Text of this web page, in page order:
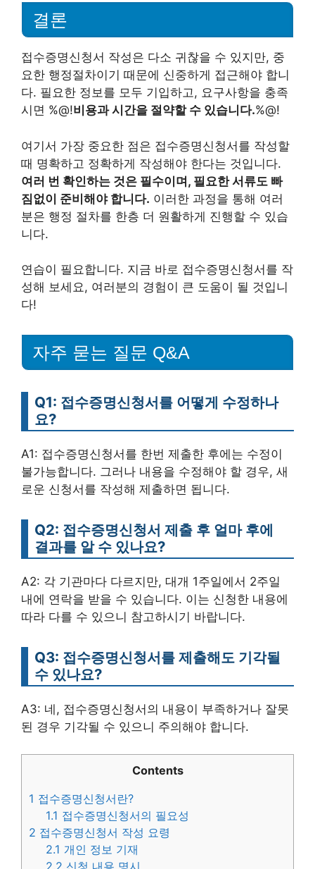
결론
접수증명신청서 작성은 다소 귀찮을 수 있지만, 중
요한 행정절차이기 때문에 신중하게 접근해야 합니
다. 필요한 정보를 모두 기입하고, 요구사항을 충족
시면 %@!비용과 시간을 절약할 수 있습니다.%@!
여기서 가장 중요한 점은 접수증명신청서를 작성할
때 명확하고 정확하게 작성해야 한다는 것입니다.
여러 번 확인하는 것은 필수이며, 필요한 서류도 빠
짐없이 준비해야 합니다. 이러한 과정을 통해 여러
분은 행정 절차를 한층 더 원활하게 진행할 수 있습
니다.
연습이 필요합니다. 지금 바로 접수증명신청서를 작
성해 보세요, 여러분의 경험이 큰 도움이 될 것입니
다!
자주 묻는 질문 Q&A
Q1: 접수증명신청서를 어떻게 수정하나
요?
A1: 접수증명신청서를 한번 제출한 후에는 수정이
불가능합니다. 그러나 내용을 수정해야 할 경우, 새
로운 신청서를 작성해 제출하면 됩니다.
Q2: 접수증명신청서 제출 후 얼마 후에
결과를 알 수 있나요?
A2: 각 기관마다 다르지만, 대개 1주일에서 2주일
내에 연락을 받을 수 있습니다. 이는 신청한 내용에
따라 다를 수 있으니 참고하시기 바랍니다.
Q3: 접수증명신청서를 제출해도 기각될
수 있나요?
A3: 네, 접수증명신청서의 내용이 부족하거나 잘못
된 경우 기각될 수 있으니 주의해야 합니다.
Contents
1 접수증명신청서란?
1.1 접수증명신청서의 필요성
2 접수증명신청서 작성 요령
2.1 개인 정보 기재
2.2 신청 내용 명시